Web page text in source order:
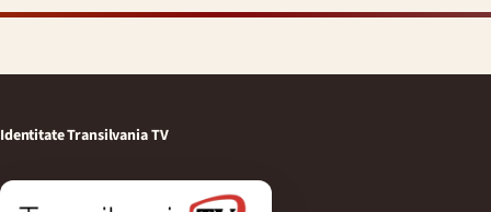
Identitate Transilvania TV